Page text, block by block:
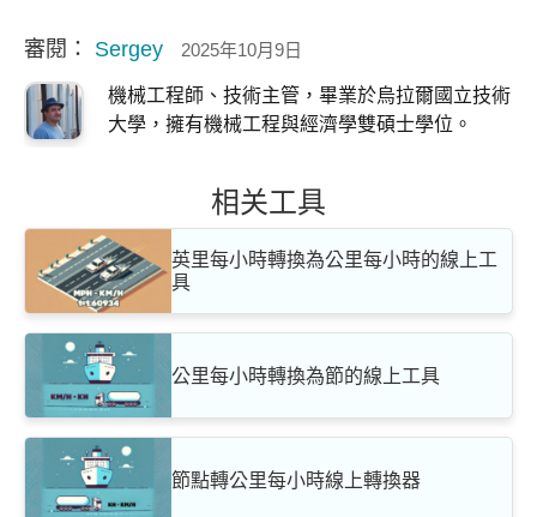
審閱： Sergey 2025年10月9日
機械工程師、技術主管，畢業於烏拉爾國立技術
大學，擁有機械工程與經濟學雙碩士學位。
相关工具
英里每小時轉換為公里每小時的線上工
具
公里每小時轉換為節的線上工具
節點轉公里每小時線上轉換器